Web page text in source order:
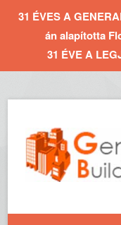
31 ÉVES A
án alapította
31 ÉVE A